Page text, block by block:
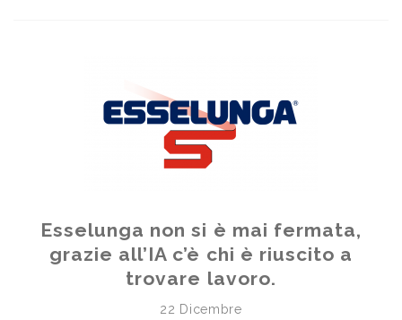
Esselunga non si è mai fermata,
grazie all’IA c’è chi è riuscito a
trovare lavoro.
22 Dicembre